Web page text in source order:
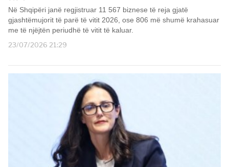
Në Shqipëri janë regjistruar 11 567 biznese të reja gjatë
gjashtëmujorit të parë të vitit 2026, ose 806 më shumë krahasuar
me të njëjtën periudhë të vitit të kaluar.
23/07/2026 21:29